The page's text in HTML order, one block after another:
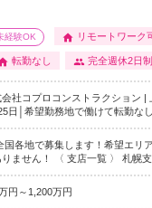
経験OK リモートワーク
転勤なし 完全週休2日制
会社コプロコンストラクション |
日│希望勤務地で働けて転勤なし
国各地で募集します！希望エ
ません！ 〈 支店一覧 〉 札幌
円～1,200万円